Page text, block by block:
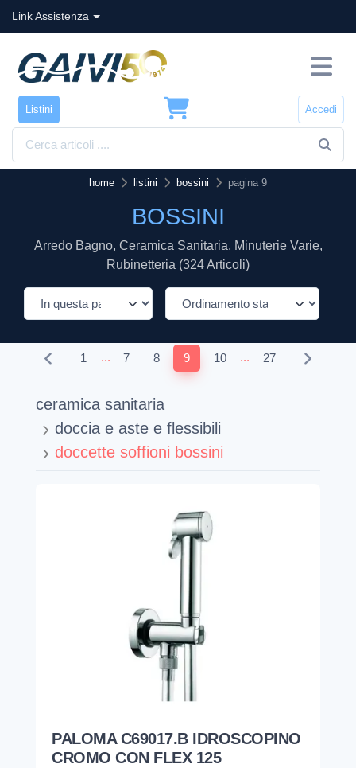
Link Assistenza
Listini Accedi
home listini bossini pagina 9
BOSSINI
Arredo Bagno, Ceramica Sanitaria, Minuterie Varie,
Rubinetteria (324 Articoli)
1 ... 7 8 9 10 ... 27
ceramica sanitaria
doccia e aste e flessibili
doccette soffioni bossini
PALOMA C69017.B IDROSCOPINO
CROMO CON FLEX 125